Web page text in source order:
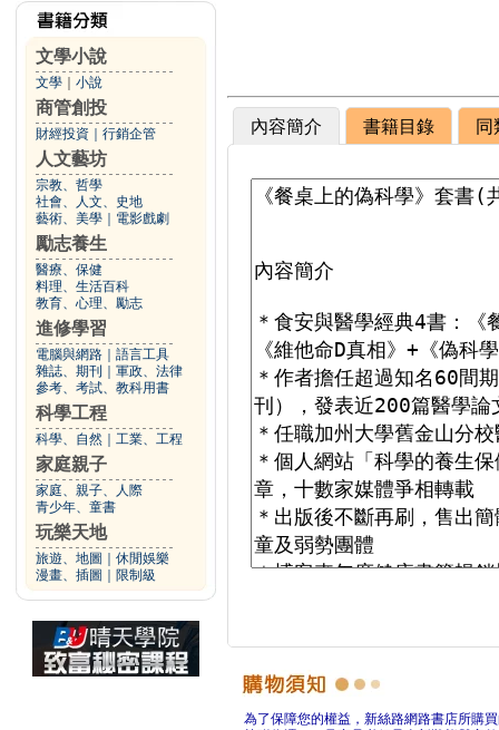
文學小說
文學 小說
商管創投
財經投資 行銷企管
人文藝坊
宗教、哲學
社會、人文、史地
藝術、美學
電影戲劇
勵志養生
醫療、保健
料理、生活百科
教育、心理、勵志
進修學習
電腦與網路
語言工具
雜誌、期刊
軍政、法律
參考、考試、教科用書
科學工程
科學、自然 工業、工程
家庭親子
家庭、親子、人際
青少年、童書
玩樂天地
旅遊、地圖
休閒娛樂
漫畫、插圖
限制級
內容簡介 書籍目錄 同
為了保障您的權益，新絲路網路書店所購